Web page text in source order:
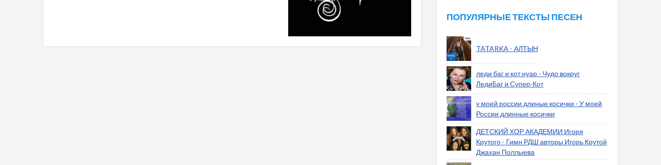
ПОПУЛЯРНЫЕ ТЕКСТЫ ПЕСЕН
TATARKA - АЛТЫН
леди баг и кот нуар - Чудо вокруг
ЛедиБаг и Супер-Кот
у моей россии длиные косички - У моей
России длинные косички
ДЕТСКИЙ ХОР АКАДЕМИИ Игоря
Крутого - Гимн РДШ авторы Игорь Крутой
Джахан Поллыева